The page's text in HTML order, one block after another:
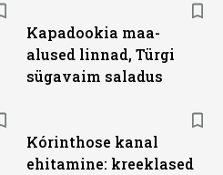
Kapadookia maa-
alused linnad, Türgi
sügavaim saladus
Kórinthose kanal
ehitamine: kreeklased